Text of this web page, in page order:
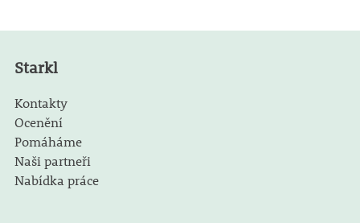
Starkl
Kontakty
Ocenění
Pomáháme
Naši partneři
Nabídka práce